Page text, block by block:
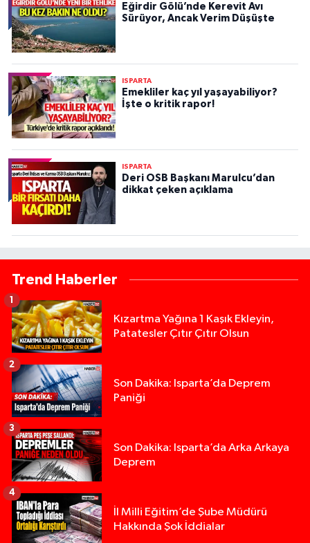
Eğirdir Gölü’nde Kerevit Avı
Sürüyor, Ancak Verim Düşüşte
ISPARTA
Emekliler kaç yıl yaşayabiliyor?
İşte o kritik rapor!
ISPARTA
Deri OSB Başkanı Marulcu’dan
dikkat çeken açıklama
Trend Haberler
Kızartma Yağına 1 Kaşık Ekleyin,
Patatesler Çıtır Çıtır Olsun
1
Son Dakika: Isparta’da Deprem
Paniği
2
Son Dakika: Isparta’da Arka Arkaya
Deprem
3
İl Milli Eğitim’de Şube Müdürü
Hakkında Şok İddialar
4